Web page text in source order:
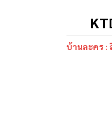
บ้านละคร :